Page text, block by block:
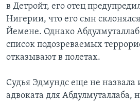
в Детройт, его отец
Нигерии, что его сын
Йемене. Однако
список подозреваемых
отказывают в полетах.
Судья Эдмундс еще не назвала
адвоката для Абдулмуталлаба,